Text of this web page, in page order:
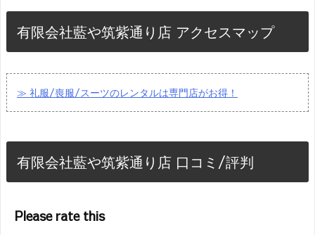
有限会社藍や筑紫通り店 アクセスマップ
≫ 礼服/喪服/スーツのレンタルは専門店がお得！
有限会社藍や筑紫通り店 口コミ/評判
Please rate this